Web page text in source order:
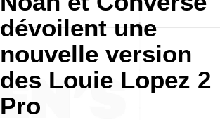
dévoilent une
nouvelle version
des Louie Lopez 2
Pro